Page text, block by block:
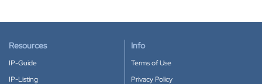
Resources
IP-Guide
IP-Listing
Info
Terms of Use
Privacy Policy